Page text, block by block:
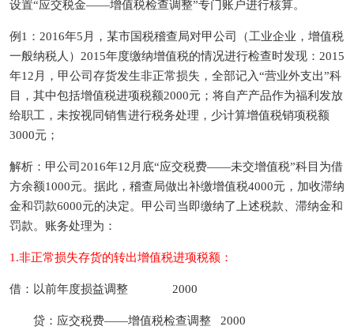
设置“应交税金——增值税检查调整”专门账户进行核算。
例1：2016年5月，某市国税稽查局对甲公司（工业企业，增值税
一般纳税人）2015年度缴纳增值税的情况进行检查时发现：2015
年12月，甲公司存货发生非正常损失，全部记入“营业外支出”科
目，其中包括增值税进项税额2000元；将自产产品作为福利发放
给职工，未按视同销售进行税务处理，少计算增值税销项税额
3000元；
解析：甲公司2016年12月底“应交税费——未交增值税”科目为借
方余额1000元。据此，稽查局做出补缴增值税4000元，加收滞纳
金和罚款6000元的决定。甲公司当即缴纳了上述税款、滞纳金和
罚款。账务处理为：
1.非正常损失存货的转出增值税进项税额：
借：以前年度损益调整 2000
贷：应交税费——增值税检查调整 2000